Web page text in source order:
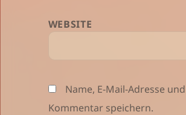
WEBSITE
Name, E-Mail-Adresse
Kommentar speichern.